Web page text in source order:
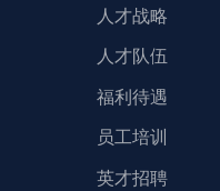
人才战略
人才队伍
福利待遇
员工培训
英才招聘